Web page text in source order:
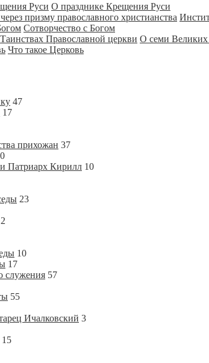
О празднике Крещения Руси
Сотворчество с Богом
О семи Великих
Что такое Церковь
47
17
прихожан 37
Патриарх Кирилл 10
23
10
17
служения 57
55
Ичалковский 3
15